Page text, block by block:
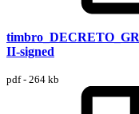
II-signed
pdf - 264 kb